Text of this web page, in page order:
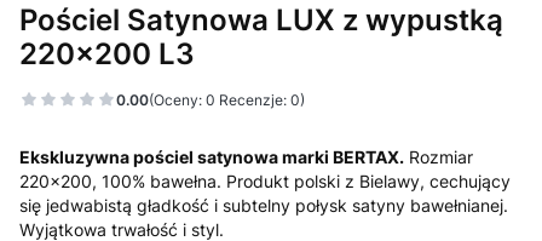
Pościel Satynowa LUX z wypustką
220x200 L3
0.00(Oceny: 0 Recenzje: 0)
Ekskluzywna pościel satynowa marki BERTAX. Rozmiar
220x200, 100% bawełna. Produkt polski z Bielawy, cechujący
się jedwabistą gładkość i subtelny połysk satyny bawełnianej.
Wyjątkowa trwałość i styl.